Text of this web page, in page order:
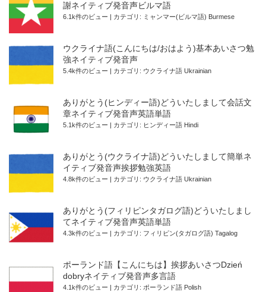
謝ネイティブ発音声ビルマ語
6.1k件のビュー カテゴリ: ミャンマー(ビルマ語) Burmese
ウクライナ語(こんにちは/おはよう)基本あいさつ勉
強ネイティブ発音声
5.4k件のビュー カテゴリ: ウクライナ語 Ukrainian
ありがとう(ヒンディー語)どういたしまして会話文
章ネイティブ発音声英語単語
5.1k件のビュー カテゴリ: ヒンディー語 Hindi
ありがとう(ウクライナ語)どういたしまして簡単ネ
イティブ発音声挨拶勉強英語
4.8k件のビュー カテゴリ: ウクライナ語 Ukrainian
ありがとう(フィリピンタガログ語)どういたしまし
てネイティブ発音声英語単語
4.3k件のビュー カテゴリ: フィリピン(タガログ語) Tagalog
ポーランド語【こんにちは】挨拶あいさつDzień
dobryネイティブ発音声多言語
4.1k件のビュー カテゴリ: ポーランド語 Polish